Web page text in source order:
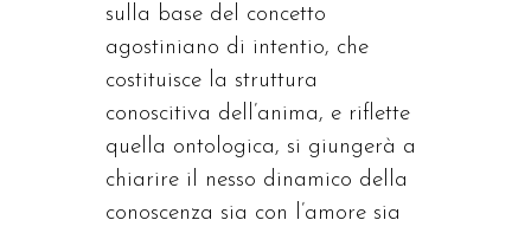
sulla base del concetto
agostiniano di intentio, che
costituisce la struttura
conoscitiva dell’anima, e riflette
quella ontologica, si giungerà a
chiarire il nesso dinamico della
conoscenza sia con l’amore sia